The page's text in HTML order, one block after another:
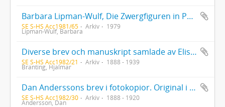
Barbara Lipman-Wulf, Die Zwergfiguren in Pär Lagerkvists Dvärgen und Günter Grass' Die Blechtrommel
SE S-HS Acc1981/65 Arkiv 1979
Lipman-Wulf, Barbara
Diverse brev och manuskript samlade av Elis Lindroth
SE S-HS Acc1982/21 Arkiv 1888 - 1939
Branting, Hjalmar
Dan Anderssons brev i fotokopior. Original i Stads- och länsbiblioteket i Falun
SE S-HS Acc1982/30 Arkiv 1888 - 1920
Andersson, Dan